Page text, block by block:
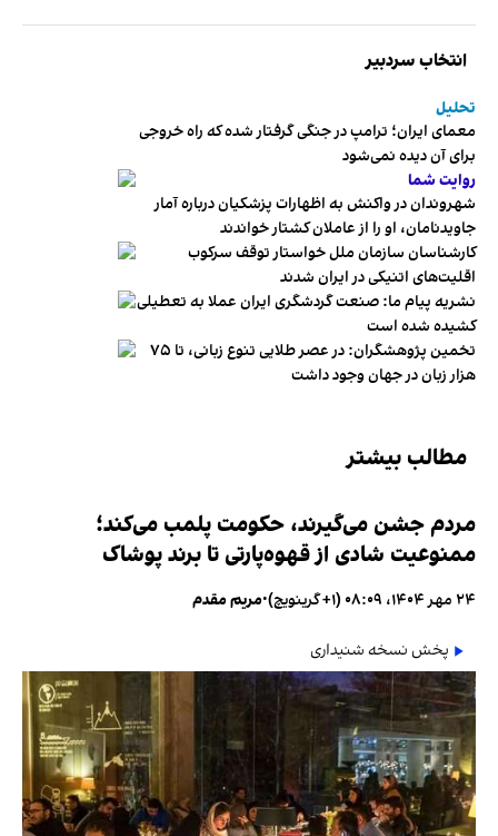
انتخاب سردبیر
تحلیل
معمای ایران؛ ترامپ در جنگی گرفتار شده که راه خروجی
برای آن دیده نمی‌شود
روایت شما
شهروندان در واکنش به اظهارات پزشکیان درباره آمار
جاویدنامان، او را از عاملان کشتار خواندند
کارشناسان سازمان ملل خواستار توقف سرکوب
اقلیت‌های اتنیکی در ایران شدند
نشریه پیام ما: صنعت گردشگری ایران عملا به تعطیلی
کشیده شده است
تخمین پژوهشگران: در عصر طلایی تنوع زبانی، تا ۷۵
هزار زبان در جهان وجود داشت
مطالب بیشتر
مردم جشن می‌گیرند، حکومت پلمب می‌کند؛
ممنوعیت شادی از قهوه‌پارتی تا برند پوشاک
۲۴ مهر ۱۴۰۴، ۰۸:۰۹ (‎+۱ گرینویچ) •مریم مقدم
پخش نسخه شنیداری